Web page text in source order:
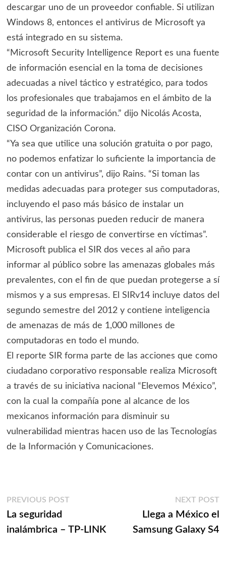
descargar uno de un proveedor confiable. Si utilizan
Windows 8, entonces el antivirus de Microsoft ya
está integrado en su sistema.
“Microsoft Security Intelligence Report es una fuente
de información esencial en la toma de decisiones
adecuadas a nivel táctico y estratégico, para todos
los profesionales que trabajamos en el ámbito de la
seguridad de la información.” dijo Nicolás Acosta,
CISO Organización Corona.
“Ya sea que utilice una solución gratuita o por pago,
no podemos enfatizar lo suficiente la importancia de
contar con un antivirus”, dijo Rains. “Si toman las
medidas adecuadas para proteger sus computadoras,
incluyendo el paso más básico de instalar un
antivirus, las personas pueden reducir de manera
considerable el riesgo de convertirse en víctimas”.
Microsoft publica el SIR dos veces al año para
informar al público sobre las amenazas globales más
prevalentes, con el fin de que puedan protegerse a sí
mismos y a sus empresas. El SIRv14 incluye datos del
segundo semestre del 2012 y contiene inteligencia
de amenazas de más de 1,000 millones de
computadoras en todo el mundo.
El reporte SIR forma parte de las acciones que como
ciudadano corporativo responsable realiza Microsoft
a través de su iniciativa nacional “Elevemos México”,
con la cual la compañía pone al alcance de los
mexicanos información para disminuir su
vulnerabilidad mientras hacen uso de las Tecnologías
de la Información y Comunicaciones.
Navegación
de
PREVIOUS POSTPrevious
La seguridad
inalámbrica – TP-LINK
NEXT POST
Llega a México el
Samsung Galaxy S4